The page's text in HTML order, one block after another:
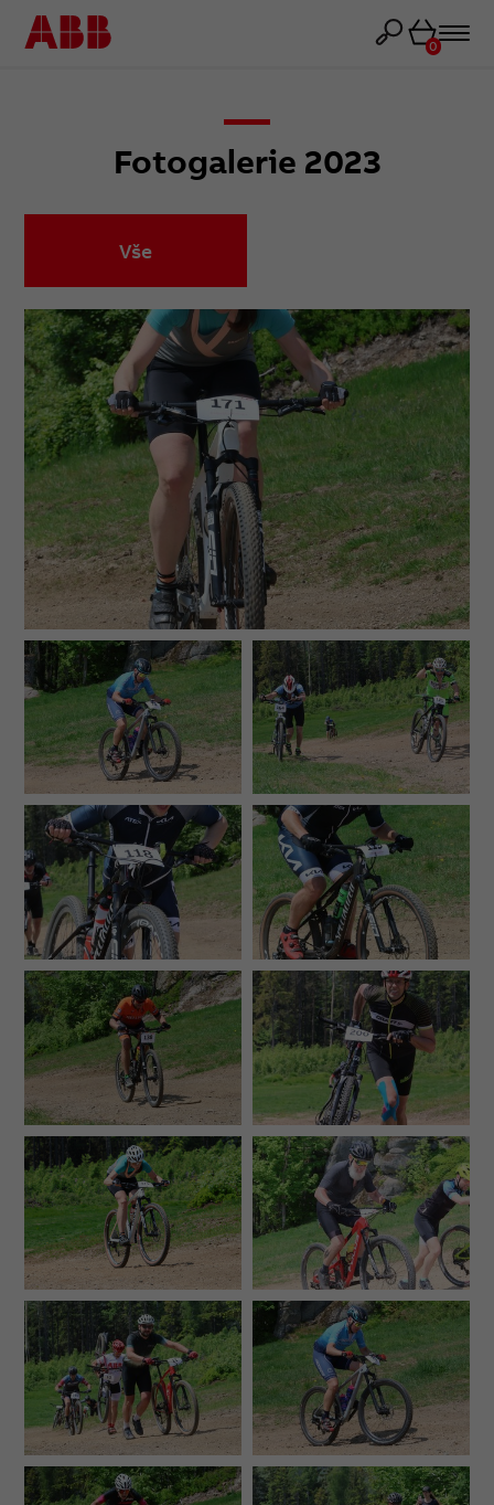
Košík
0
Fotogalerie 2023
Vše